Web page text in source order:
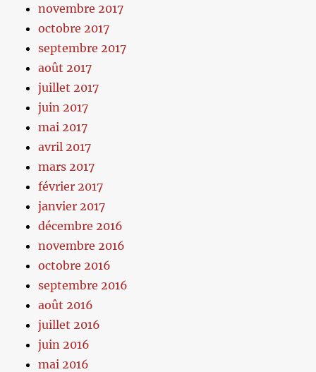
novembre 2017
octobre 2017
septembre 2017
août 2017
juillet 2017
juin 2017
mai 2017
avril 2017
mars 2017
février 2017
janvier 2017
décembre 2016
novembre 2016
octobre 2016
septembre 2016
août 2016
juillet 2016
juin 2016
mai 2016